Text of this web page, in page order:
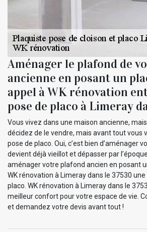
Aménager le plafond de
ancienne en posant un
appel à WK rénovation
pose de placo à Limeray
Vous vivez dans une maison ancienne,
décidez de le vendre, mais avant tout vous
pose de placo. Oui, c’est bien d’aménager
devient déjà vieillot et dépasser par
aménager votre plafond ancien en posant
WK rénovation à Limeray dans le 37530
placo. WK rénovation à Limeray dans le
meilleur confort pour votre espace de vie.
et demandez votre devis avant tout !